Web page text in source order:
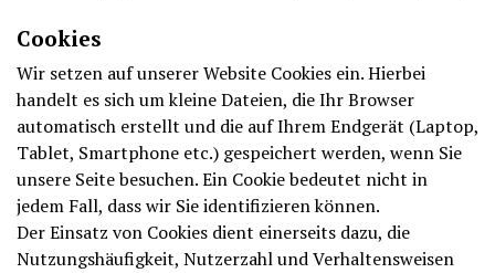
Cookies
Wir setzen auf unserer Website Cookies ein. Hierbei
handelt es sich um kleine Dateien, die Ihr Browser
automatisch erstellt und die auf Ihrem Endgerät (Laptop,
Tablet, Smartphone etc.) gespeichert werden, wenn Sie
unsere Seite besuchen. Ein Cookie bedeutet nicht in
jedem Fall, dass wir Sie identifizieren können.
Der Einsatz von Cookies dient einerseits dazu, die
Nutzungshäufigkeit, Nutzerzahl und Verhaltensweisen